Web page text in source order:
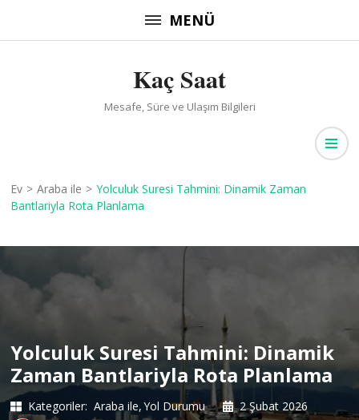
atla
MENÜ
Kaç Saat
Mesafe, Süre ve Ulaşım Bilgileri
Ev > Araba ile > Yolculuk Suresi Tahmini: Dinamik Zaman
Bantlariyla Rota Planlama
Yolculuk Suresi Tahmini: Dinamik
Zaman Bantlariyla Rota Planlama
Kategoriler: Araba ile Yol Durumu
2 Şubat 2026